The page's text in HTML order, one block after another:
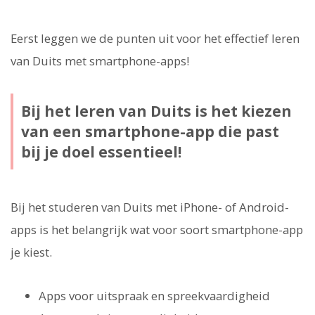
Eerst leggen we de punten uit voor het effectief leren
van Duits met smartphone-apps!
Bij het leren van Duits is het kiezen
van een smartphone-app die past
bij je doel essentieel!
Bij het studeren van Duits met iPhone- of Android-
apps is het belangrijk wat voor soort smartphone-app
je kiest.
Apps voor uitspraak en spreekvaardigheid